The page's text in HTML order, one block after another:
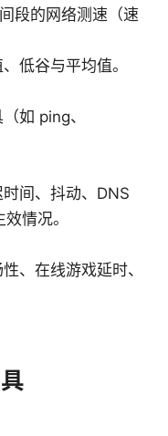
段的网络测速（速
低谷与平均值。
如 ping、
间、抖动、DNS
情况。
、在线游戏延时、